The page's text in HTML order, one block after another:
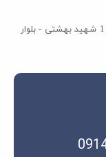
آدرس کارخانه: اردبیل - میدان ایثار - شهرک صنعتی فاز 1 شهید بهشتی - بلوار